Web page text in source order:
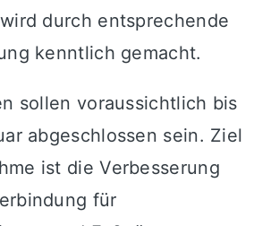
durch entsprechende
kenntlich gemacht.
sollen voraussichtlich bis
abgeschlossen sein. Ziel
ist die Verbesserung
für